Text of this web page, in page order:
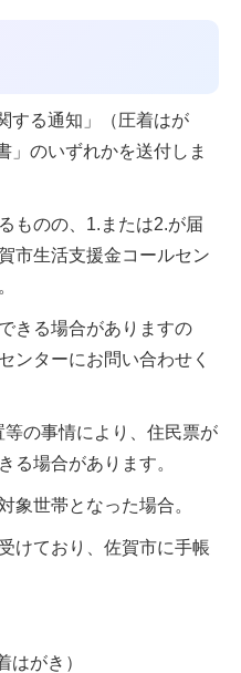
する通知」（圧着はが
」のいずれかを送付しま
ものの、1.または2.が届
市生活支援金コールセン
きる場合がありますの
ンターにお問い合わせく
等の事情により、住民票が
る場合があります。
象世帯となった場合。
けており、佐賀市に手帳
はがき）